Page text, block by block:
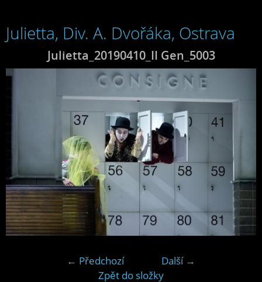
Julietta, Div. A. Dvořáka, Ostrava
Julietta_20190410_II Gen_5003
← Předchozí
Další →
Zpět do složky